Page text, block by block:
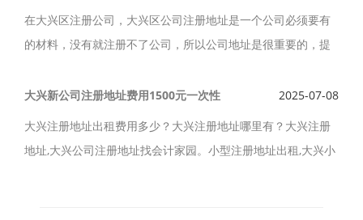
在大兴区注册公司，大兴区公司注册地址是一个公司必须要有
的材料，没有就注册不了公司，所以公司地址是很重要的，提
出地址，协助公司注册，迁址变更服务。
大兴新公司注册地址费用1500元一次性
2025-07-08
大兴注册地址出租费用多少？大兴注册地址哪里有？大兴注册
地址,大兴公司注册地址找会计家园。小型注册地址出租,大兴小